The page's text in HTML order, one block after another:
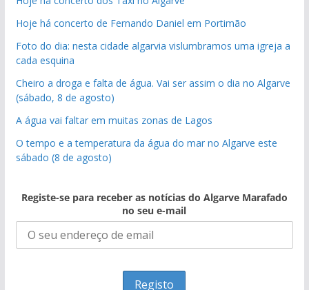
Hoje há concerto de Fernando Daniel em Portimão
Foto do dia: nesta cidade algarvia vislumbramos uma igreja a
cada esquina
Cheiro a droga e falta de água. Vai ser assim o dia no Algarve
(sábado, 8 de agosto)
A água vai faltar em muitas zonas de Lagos
O tempo e a temperatura da água do mar no Algarve este
sábado (8 de agosto)
Registe-se para receber as notícias do Algarve Marafado
no seu e-mail